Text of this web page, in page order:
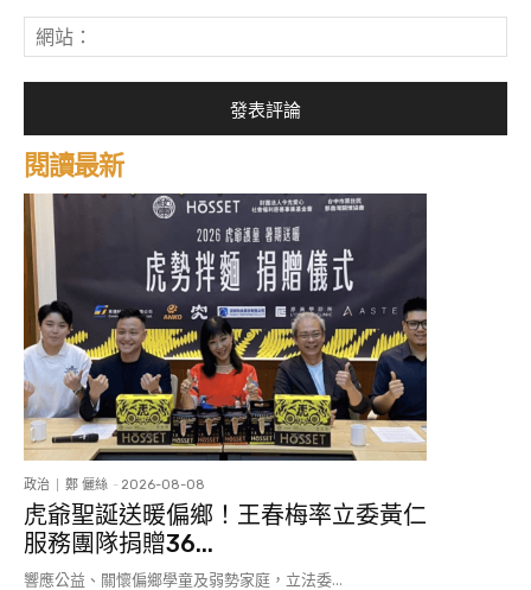
郵
*站
閱讀最新
政治 鄭 儷絲 - 2026-08-08
虎爺聖誕送暖偏鄉！王春梅率立委黃仁
服務團隊捐贈36...
響應公益、關懷偏鄉學童及弱勢家庭，立法委...